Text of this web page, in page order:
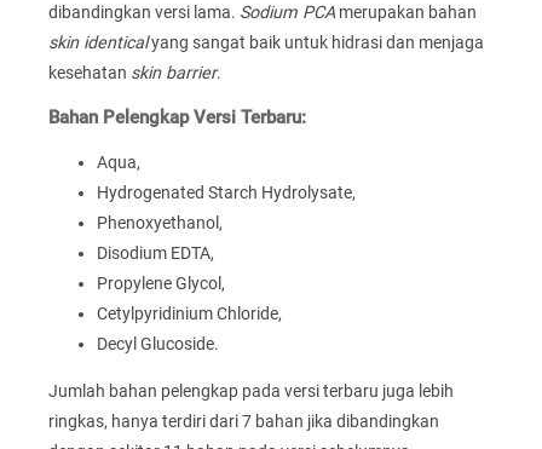
dibandingkan versi lama. Sodium PCA merupakan bahan
skin identicalyang sangat baik untuk hidrasi dan menjaga
kesehatan skin barrier.
Bahan Pelengkap Versi Terbaru:
Aqua,
Hydrogenated Starch Hydrolysate,
Phenoxyethanol,
Disodium EDTA,
Propylene Glycol,
Cetylpyridinium Chloride,
Decyl Glucoside.
Jumlah bahan pelengkap pada versi terbaru juga lebih
ringkas, hanya terdiri dari 7 bahan jika dibandingkan